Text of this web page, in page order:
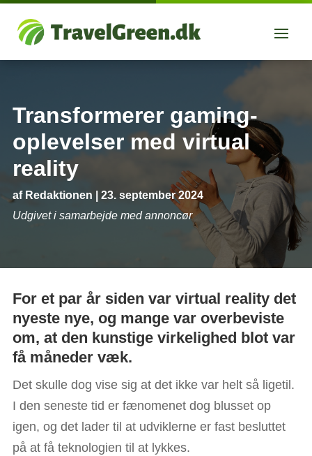
Transformerer gaming-
oplevelser med virtual
reality
af Redaktionen
23. september 2024
Udgivet i samarbejde med annoncør
For et par år siden var virtual reality det
nyeste nye, og mange var overbeviste
om, at den kunstige virkelighed blot var
få måneder væk.
Det skulle dog vise sig at det ikke var helt så ligetil.
I den seneste tid er fænomenet dog blusset op
igen, og det lader til at udviklerne er fast besluttet
på at få teknologien til at lykkes.